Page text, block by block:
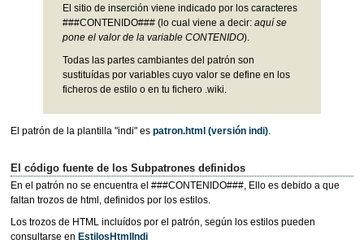
El sitio de inserción viene indicado por los caracteres
###CONTENIDO### (lo cual viene a decir: aquí se
pone el valor de la variable CONTENIDO).
Todas las partes cambiantes del patrón son
sustituídas por variables cuyo valor se define en los
ficheros de estilo o en tu fichero .wiki.
El patrón de la plantilla "indi" es patron.html (versión indi).
El código fuente de los Subpatrones definidos
En el patrón no se encuentra el ###CONTENIDO###, Ello es debido a que
faltan trozos de html, definidos por los estilos.
Los trozos de HTML incluídos por el patrón, según los estilos pueden
consultarse en EstilosHtmlIndi